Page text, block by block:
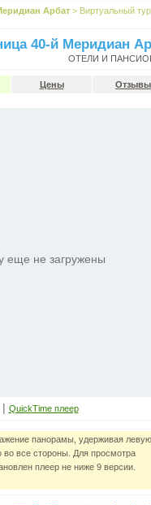
Арбат > Виртуальный тур
40-й Меридиан
ОТЕЛИ И
Цены Отзывы
еще не загружены
QuickTime плеер
панорамы, удерживая
все стороны. Для просмотра
плеер не ниже 9 версии.